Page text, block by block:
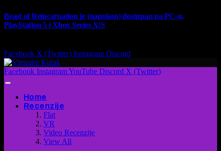
Beast of Reincarnation je (napokon) dostupan na PC-u,
PlayStation 5 i Xbox Series X|S
Facebook X (Twitter) Instagram Discord
Facebook InstagramYouTube Discord X (Twitter)
Home
Recenzije
Flat
VR
Video Recenzije
View All